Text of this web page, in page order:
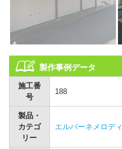
製作事例データ
施工番
号
188
製品・
カテゴ
リー
エルバーネメロディ